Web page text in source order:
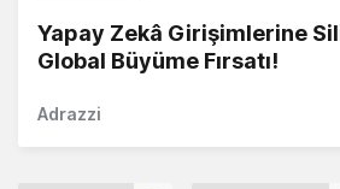
Yapay Zekâ Girişimlerine
Global Büyüme Fırsatı!
Adrazzi